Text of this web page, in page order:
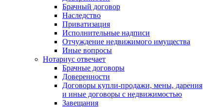
Брачный договор
Наследство
Приватизация
Исполнительные надписи
Отчуждение недвижимого имущества
Иные вопросы
Нотариус отвечает
Брачные договоры
Доверенности
Договоры купли-продажи, мены, дарения
и иные договоры с недвижимостью
Завещания